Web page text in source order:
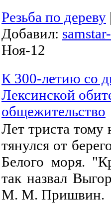
Резьба по дереву
Добавил:
Ноя-12
К 300-летию со
Лексинской
общежительство
Лет триста тому
тянулся от
Белого моря.
так назвал
М. М. Пришвин.